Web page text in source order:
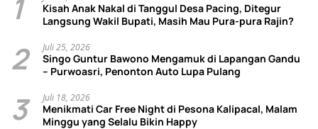
1
Kisah Anak Nakal di Tanggul Desa Pacing, Ditegur
Langsung Wakil Bupati, Masih Mau Pura-pura Rajin?
2 Juli 25, 2026
Singo Guntur Bawono Mengamuk di Lapangan Gandu
– Purwoasri, Penonton Auto Lupa Pulang
3 Juli 18, 2026
Menikmati Car Free Night di Pesona Kalipacal, Malam
Minggu yang Selalu Bikin Happy